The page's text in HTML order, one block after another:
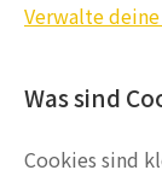
Verwalte
Was sind
Cookies sind